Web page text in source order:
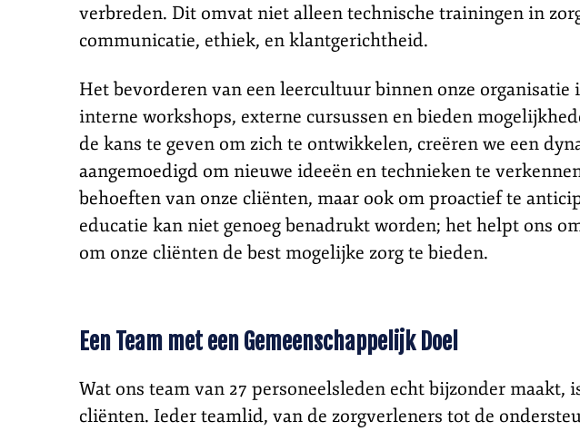
verbreden. Dit omvat niet alleen technische trainingen in
communicatie, ethiek, en klantgerichtheid.
Het bevorderen van een leercultuur binnen onze
interne workshops, externe cursussen en bieden
de kans te geven om zich te ontwikkelen, creëren we een
aangemoedigd om nieuwe ideeën en technieken te
behoeften van onze cliënten, maar ook om proactief te
educatie kan niet genoeg benadrukt worden; het helpt ons
om onze cliënten de best mogelijke zorg te bieden.
Een Team met een Gemeenschappelijk Doel
Wat ons team van 27 personeelsleden echt bijzonder
cliënten. Ieder teamlid, van de zorgverleners tot de